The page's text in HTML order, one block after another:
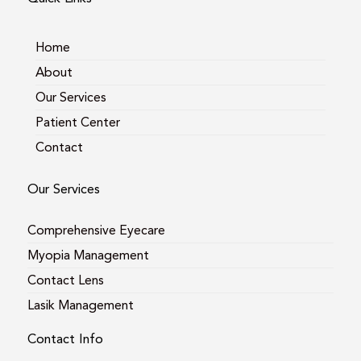
Home
About
Our Services
Patient Center
Contact
Our Services
Comprehensive Eyecare
Myopia Management
Contact Lens
Lasik Management
Contact Info